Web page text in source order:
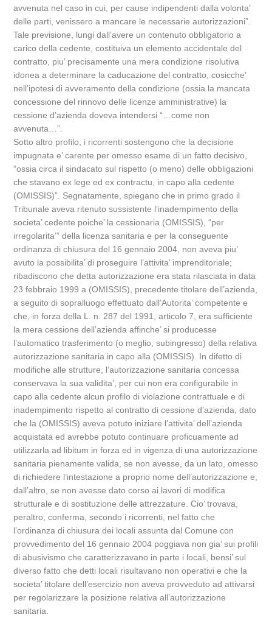
avvenuta nel caso in cui, per cause indipendenti dalla volonta’
delle parti, venissero a mancare le necessarie autorizzazioni”.
Tale previsione, lungi dall’avere un contenuto obbligatorio a
carico della cedente, costituiva un elemento accidentale del
contratto, piu’ precisamente una mera condizione risolutiva
idonea a determinare la caducazione del contratto, cosicche’
nell’ipotesi di avveramento della condizione (ossia la mancata
concessione del rinnovo delle licenze amministrative) la
cessione d’azienda doveva intendersi “…come non
avvenuta…”.
Sotto altro profilo, i ricorrenti sostengono che la decisione
impugnata e’ carente per omesso esame di un fatto decisivo,
“ossia circa il sindacato sul rispetto (o meno) delle obbligazioni
che stavano ex lege ed ex contractu, in capo alla cedente
(OMISSIS)”. Segnatamente, spiegano che in primo grado il
Tribunale aveva ritenuto sussistente l’inadempimento della
societa’ cedente poiche’ la cessionaria (OMISSIS), “per
irregolarita’” della licenza sanitaria e per la conseguente
ordinanza di chiusura del 16 gennaio 2004, non aveva piu’
avuto la possibilita’ di proseguire l’attivita’ imprenditoriale;
ribadiscono che detta autorizzazione era stata rilasciata in data
23 febbraio 1999 a (OMISSIS), precedente titolare dell’azienda,
a seguito di sopralluogo effettuato dall’Autorita’ competente e
che, in forza della L. n. 287 del 1991, articolo 7, era sufficiente
la mera cessione dell’azienda affinche’ si producesse
l’automatico trasferimento (o meglio, subingresso) della relativa
autorizzazione sanitaria in capo alla (OMISSIS). In difetto di
modifiche alle strutture, l’autorizzazione sanitaria concessa
conservava la sua validita’, per cui non era configurabile in
capo alla cedente alcun profilo di violazione contrattuale e di
inadempimento rispetto al contratto di cessione d’azienda, dato
che la (OMISSIS) aveva potuto iniziare l’attivita’ dell’azienda
acquistata ed avrebbe potuto continuare proficuamente ad
utilizzarla ad libitum in forza ed in vigenza di una autorizzazione
sanitaria pienamente valida, se non avesse, da un lato, omesso
di richiedere l’intestazione a proprio nome dell’autorizzazione e,
dall’altro, se non avesse dato corso ai lavori di modifica
strutturale e di sostituzione delle attrezzature. Cio’ trovava,
peraltro, conferma, secondo i ricorrenti, nel fatto che
l’ordinanza di chiusura dei locali assunta dal Comune con
provvedimento del 16 gennaio 2004 poggiava non gia’ sui profili
di abusivismo che caratterizzavano in parte i locali, bensi’ sul
diverso fatto che detti locali risultavano non operativi e che la
societa’ titolare dell’esercizio non aveva provveduto ad attivarsi
per regolarizzare la posizione relativa all’autorizzazione
sanitaria.